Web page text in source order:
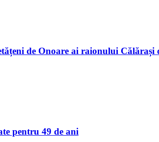
de Onoare ai raionului
pentru 49 de ani